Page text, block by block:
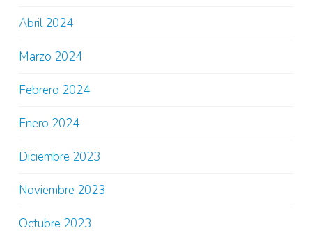
Abril 2024
Marzo 2024
Febrero 2024
Enero 2024
Diciembre 2023
Noviembre 2023
Octubre 2023